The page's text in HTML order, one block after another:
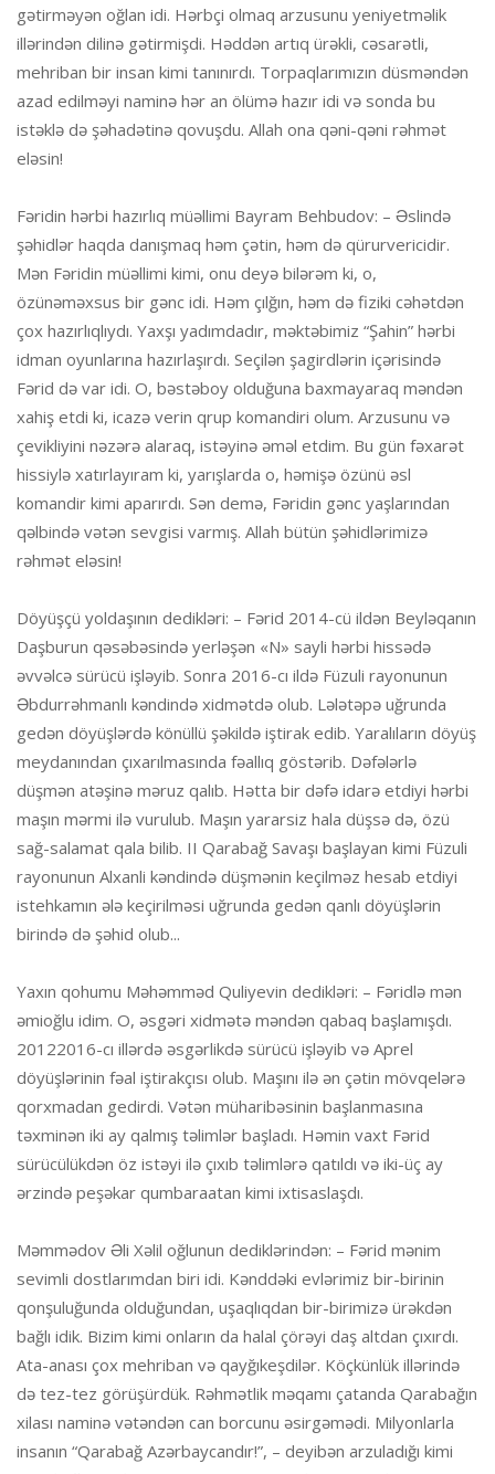
gətirməyən oğlan idi. Hərbçi olmaq arzusunu yeniyetməlik
illərindən dilinə gətirmişdi. Həddən artıq ürəkli, cəsarətli,
mehriban bir insan kimi tanınırdı. Torpaqlarımızın düsməndən
azad edilməyi naminə hər an ölümə hazır idi və sonda bu
istəklə də şəhadətinə qovuşdu. Allah ona qəni-qəni rəhmət
eləsin!
Fəridin hərbi hazırlıq müəllimi Bayram Behbudov: – Əslində
şəhidlər haqda danışmaq həm çətin, həm də qürurvericidir.
Mən Fəridin müəllimi kimi, onu deyə bilərəm ki, o,
özünəməxsus bir gənc idi. Həm çılğın, həm də fiziki cəhətdən
çox hazırlıqlıydı. Yaxşı yadımdadır, məktəbimiz “Şahin” hərbi
idman oyunlarına hazırlaşırdı. Seçilən şagirdlərin içərisində
Fərid də var idi. O, bəstəboy olduğuna baxmayaraq məndən
xahiş etdi ki, icazə verin qrup komandiri olum. Arzusunu və
çevikliyini nəzərə alaraq, istəyinə əməl etdim. Bu gün fəxarət
hissiylə xatırlayıram ki, yarışlarda o, həmişə özünü əsl
komandir kimi aparırdı. Sən demə, Fəridin gənc yaşlarından
qəlbində vətən sevgisi varmış. Allah bütün şəhidlərimizə
rəhmət eləsin!
Döyüşçü yoldaşının dedikləri: – Fərid 2014-cü ildən Beyləqanın
Daşburun qəsəbəsində yerləşən «N» sayli hərbi hissədə
əvvəlcə sürücü işləyib. Sonra 2016-cı ildə Füzuli rayonunun
Əbdurrəhmanlı kəndində xidmətdə olub. Lələtəpə uğrunda
gedən döyüşlərdə könüllü şəkildə iştirak edib. Yaralıların döyüş
meydanından çıxarılmasında fəallıq göstərib. Dəfələrlə
düşmən atəşinə məruz qalıb. Hətta bir dəfə idarə etdiyi hərbi
maşın mərmi ilə vurulub. Maşın yararsiz hala düşsə də, özü
sağ-salamat qala bilib. II Qarabağ Savaşı başlayan kimi Füzuli
rayonunun Alxanli kəndində düşmənin keçilməz hesab etdiyi
istehkamın ələ keçirilməsi uğrunda gedən qanlı döyüşlərin
birində də şəhid olub...
Yaxın qohumu Məhəmməd Quliyevin dedikləri: – Fəridlə mən
əmioğlu idim. O, əsgəri xidmətə məndən qabaq başlamışdı.
20122016-cı illərdə əsgərlikdə sürücü işləyib və Aprel
döyüşlərinin fəal iştirakçısı olub. Maşını ilə ən çətin mövqelərə
qorxmadan gedirdi. Vətən müharibəsinin başlanmasına
təxminən iki ay qalmış təlimlər başladı. Həmin vaxt Fərid
sürücülükdən öz istəyi ilə çıxıb təlimlərə qatıldı və iki-üç ay
ərzində peşəkar qumbaraatan kimi ixtisaslaşdı.
Məmmədov Əli Xəlil oğlunun dediklərindən: – Fərid mənim
sevimli dostlarımdan biri idi. Kənddəki evlərimiz bir-birinin
qonşuluğunda olduğundan, uşaqlıqdan bir-birimizə ürəkdən
bağlı idik. Bizim kimi onların da halal çörəyi daş altdan çıxırdı.
Ata-anası çox mehriban və qayğıkeşdilər. Köçkünlük illərində
də tez-tez görüşürdük. Rəhmətlik məqamı çatanda Qarabağın
xilası naminə vətəndən can borcunu əsirgəmədi. Milyonlarla
insanın “Qarabağ Azərbaycandır!”, – deyibən arzuladığı kimi